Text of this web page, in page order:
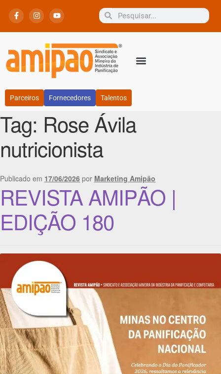
Parceiros Fornecedores Talentos
Tag: Rose Ávila
nutricionista
Publicado em 17/06/2026 por Marketing Amipão
REVISTA AMIPÃO |
EDIÇÃO 180